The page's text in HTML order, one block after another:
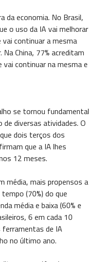
da economia. No Brasil,
o uso da IA vai melhorar
vai continuar a mesma
China, 77% acreditam
vai continuar na mesma e
se tornou fundamental
diversas atividades. O
dois terços dos
que a IA lhes
12 meses.
média, mais propensos a
(70%) do que
média e baixa (60% e
6 em cada 10
ferramentas de IA
no último ano.